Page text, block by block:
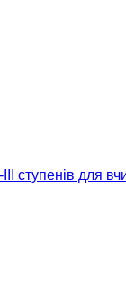
ступенів для